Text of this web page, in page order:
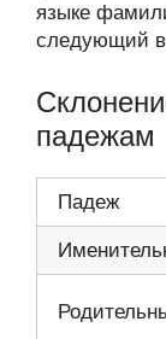
языке
следующий
падежам
Падеж